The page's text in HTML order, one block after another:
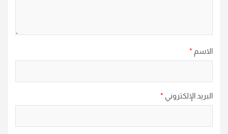
الاسم *
البريد الإلكتروني *